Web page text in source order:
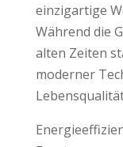
einzigartige
Während die
alten Zeiten
moderner